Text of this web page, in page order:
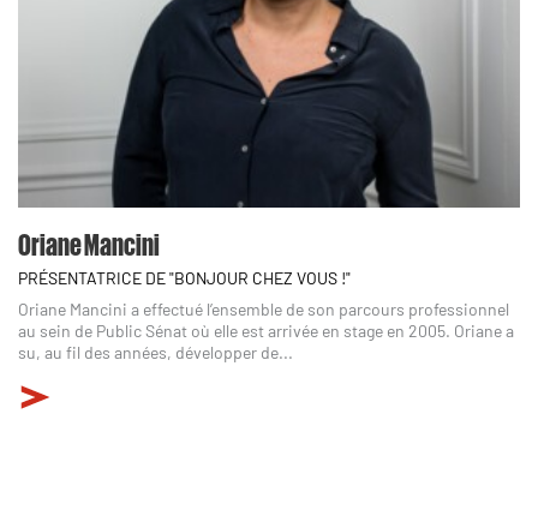
Oriane Mancini
PRÉSENTATRICE DE "BONJOUR CHEZ VOUS !"
Oriane Mancini a effectué l’ensemble de son parcours professionnel
au sein de Public Sénat où elle est arrivée en stage en 2005. Oriane a
su, au fil des années, développer de...